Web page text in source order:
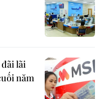
lãi
năm